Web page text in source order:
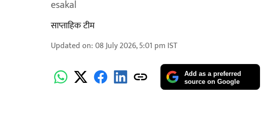
esakal
साप्ताहिक टीम
Updated on:08 July 2026, 5:01 pm IST
Add as a preferred
source on Google